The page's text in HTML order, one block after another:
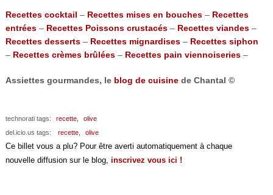
Recettes cocktail – Recettes mises en bouches– Recettes
entrées– Recettes Poissons crustacés– Recettes viandes–
Recettes desserts– Recettes mignardises– Recettes siphon
– Recettes crèmes brûlées– Recettes pain viennoiseries–
Assiettes gourmandes, le blog de cuisinede Chantal ©
technorati tags: recette,
olive
del.icio.us tags:
recette, olive
Ce billet vous a plu? Pour être averti automatiquement à chaque
nouvelle diffusion sur le blog, inscrivez vous ici !